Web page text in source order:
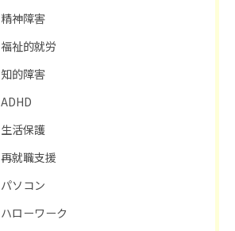
精神障害
福祉的就労
知的障害
ADHD
生活保護
再就職支援
パソコン
ハローワーク